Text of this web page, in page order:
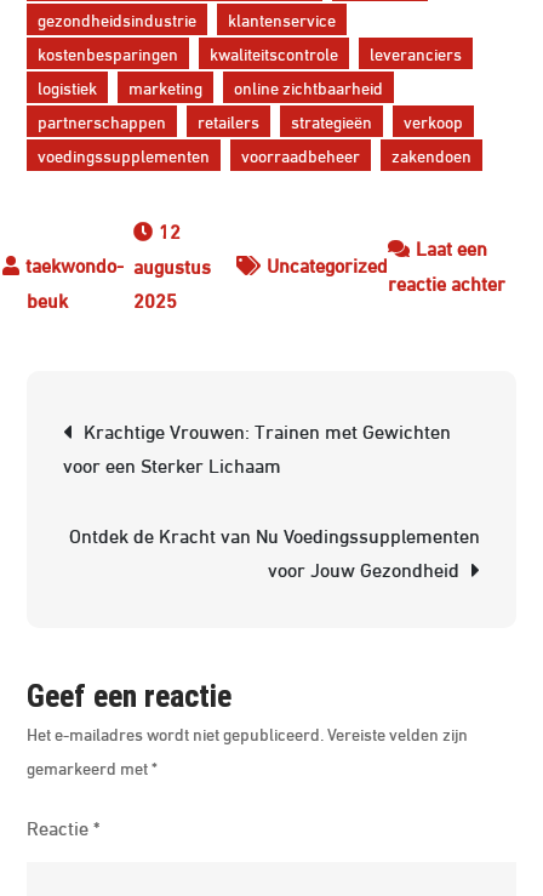
gezondheidsindustrie
klantenservice
kostenbesparingen
kwaliteitscontrole
leveranciers
logistiek
marketing
online zichtbaarheid
partnerschappen
retailers strategieën
verkoop
voedingssupplementen
voorraadbeheer zakendoen
12
augustus
2025
Uncategorized
Laat een
reactie achterop
Krachtige Vrouwen: Trainen met Gewichten
voor een Sterker Lichaam
Ontdek de Kracht van Nu Voedingssupplementen
voor Jouw Gezondheid
Geef een reactie
Het e-mailadres wordt niet gepubliceerd. Vereiste velden zijn
gemarkeerd met*
Reactie*